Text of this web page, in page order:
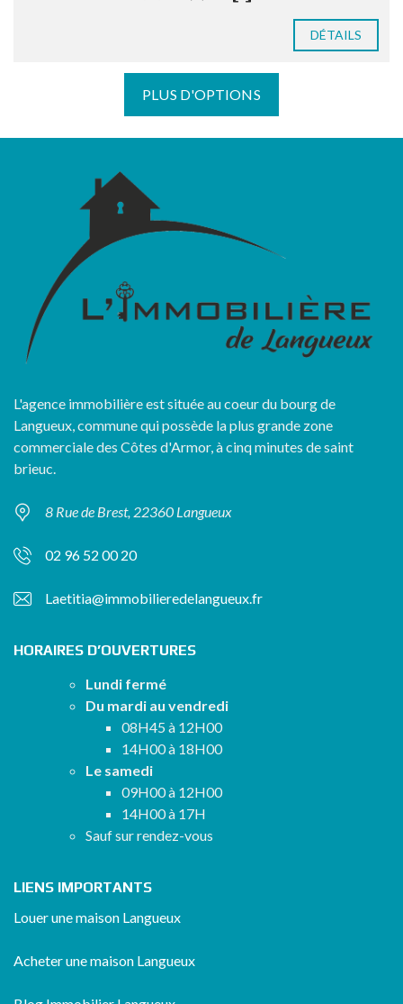
DÉTAILS
PLUS D'OPTIONS
L'agence immobilière est située au coeur du bourg de
Langueux, commune qui possède la plus grande zone
commerciale des Côtes d'Armor, à cinq minutes de saint
brieuc.
8 Rue de Brest, 22360 Langueux
02 96 52 00 20
Laetitia@immobilieredelangueux.fr
HORAIRES D’OUVERTURES
Lundi fermé
Du mardi au vendredi
08H45 à 12H00
14H00 à 18H00
Le samedi
09H00 à 12H00
14H00 à 17H
Sauf sur rendez-vous
LIENS IMPORTANTS
Louer une maison Langueux
Acheter une maison Langueux